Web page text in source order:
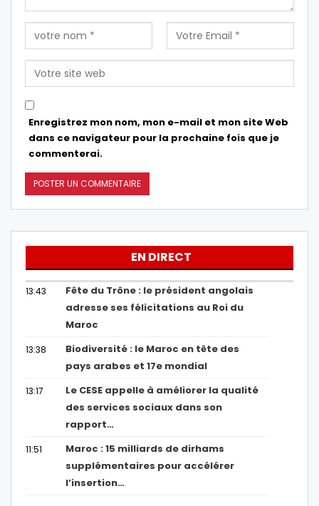
Enregistrez mon nom, mon e-mail et mon site Web
dans ce navigateur pour la prochaine fois que je
commenterai.
EN DIRECT
13:43
Fête du Trône : le président angolais
adresse ses félicitations au Roi du
Maroc
13:38
Biodiversité : le Maroc en tête des
pays arabes et 17e mondial
13:17
Le CESE appelle à améliorer la qualité
des services sociaux dans son
rapport…
11:51
Maroc : 15 milliards de dirhams
supplémentaires pour accélérer
l’insertion…